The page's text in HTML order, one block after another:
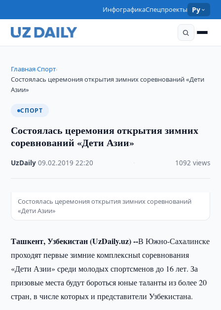
ИнфографикаСпецпроекты Ру
Главная›Спорт›
Состоялась церемония открытия зимних соревнований «Дети
Азии»
СПОРТ
Состоялась церемония открытия зимних
соревнований «Дети Азии»
UzDaily ·09.02.2019 ·22:20 1092 views
Состоялась церемония открытия зимних соревнований
«Дети Азии»
Ташкент, Узбекистан (UzDaily.uz) --В Южно-Сахалинске
проходят первые зимние комплексныt соревнования
«Дети Азии» среди молодых спортсменов до 16 лет. За
призовые места будут бороться юные таланты из более 20
стран, в числе которых и представители Узбекистана.